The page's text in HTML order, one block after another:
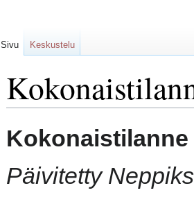
navigaatioon
hakuun
Kokonaistilanne
Päivitetty
Sivu Keskustelu